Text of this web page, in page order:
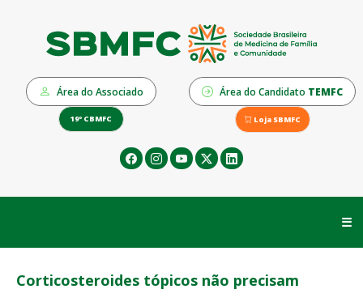
Área do Associado Área do Candidato TEMFC
19º CBMFC Loja SBMFC
☰
Corticosteroides tópicos não precisam